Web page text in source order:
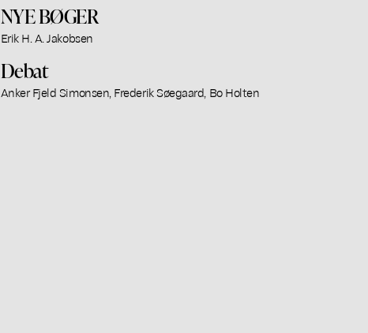
NYE BØGER
Erik H. A. Jakobsen
Debat
Anker Fjeld Simonsen, Frederik Søegaard, Bo Holten